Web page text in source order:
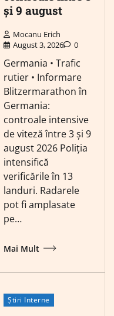
și 9 august
Mocanu Erich
August 3, 2026
0
Germania • Trafic
rutier • Informare
Blitzermarathon în
Germania:
controale intensive
de viteză între 3 și 9
august 2026 Poliția
intensifică
verificările în 13
landuri. Radarele
pot fi amplasate
pe…
Mai Mult
Știri Interne